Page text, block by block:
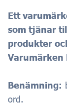
Ett
som tjänar
produkter
Varumärken
Benämning:
ord.